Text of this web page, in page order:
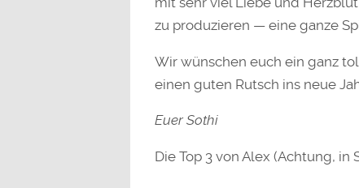
zu produzieren — eine ganze
Wir wünschen euch ein ganz
einen guten Rutsch ins neue
Euer Sothi
Die Top 3 von Alex (Achtung, in